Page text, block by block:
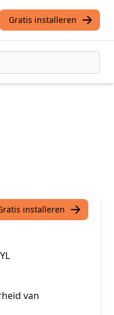
Gratis installeren
installeren
van